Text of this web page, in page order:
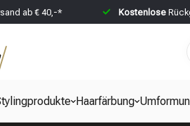
ab € 40,-* Kostenlose
Haarfärbung